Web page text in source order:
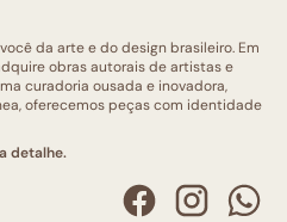
da arte e do design brasileiro. Em
obras autorais de artistas e
curadoria ousada e inovadora,
oferecemos peças com identidade
detalhe.